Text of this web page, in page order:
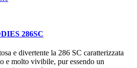
286SC
e divertente la 286 SC caratterizzata
e molto vivibile, pur essendo un